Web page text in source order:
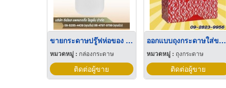
ขายกระดาษปรู๊ฟห่อของ ยกม้วน
หมวดหมู่ : กล่องกระดาษ
ติดต่อผู้ขาย
ออกแบบถุงกระดาษใส่ของขวัญ
หมวดหมู่ : ถุงกระดาษ
ติดต่อผู้ขาย